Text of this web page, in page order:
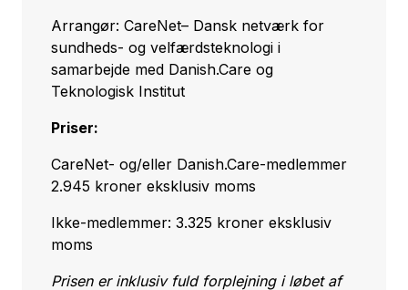
Arrangør: CareNet– Dansk netværk for
sundheds- og velfærdsteknologi i
samarbejde med Danish.Care og
Teknologisk Institut
Priser:
CareNet- og/eller Danish.Care-medlemmer
2.945 kroner eksklusiv moms
Ikke-medlemmer: 3.325 kroner eksklusiv
moms
Prisen er inklusiv fuld forplejning i løbet af